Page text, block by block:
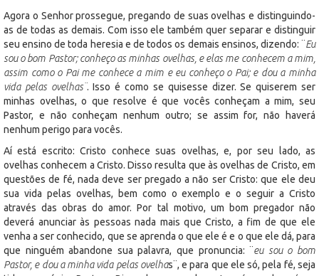
Agora o Senhor prossegue, pregando de suas ovelhas e distinguindo-
as de todas as demais. Com isso ele também quer separar e distinguir
seu ensino de toda heresia e de todos os demais ensinos, dizendo: ¨Eu
sou o bom Pastor; conheço as minhas ovelhas, e elas me conhecem a mim,
assim como o Pai me conhece a mim e eu conheço o Pai; e dou a minha
vida pelas ovelhas¨. Isso é como se quisesse dizer. Se quiserem ser
minhas ovelhas, o que resolve é que vocês conheçam a mim, seu
Pastor, e não conheçam nenhum outro; se assim for, não haverá
nenhum perigo para vocês.
Aí está escrito: Cristo conhece suas ovelhas, e, por seu lado, as
ovelhas conhecem a Cristo. Disso resulta que às ovelhas de Cristo, em
questões de fé, nada deve ser pregado a não ser Cristo: que ele deu
sua vida pelas ovelhas, bem como o exemplo e o seguir a Cristo
através das obras do amor. Por tal motivo, um bom pregador não
deverá anunciar às pessoas nada mais que Cristo, a fim de que ele
venha a ser conhecido, que se aprenda o que ele é e o que ele dá, para
que ninguém abandone sua palavra, que pronuncia: ¨eu sou o bom
Pastor, e dou a minha vida pelas ovelhas¨, e para que ele só, pela fé, seja